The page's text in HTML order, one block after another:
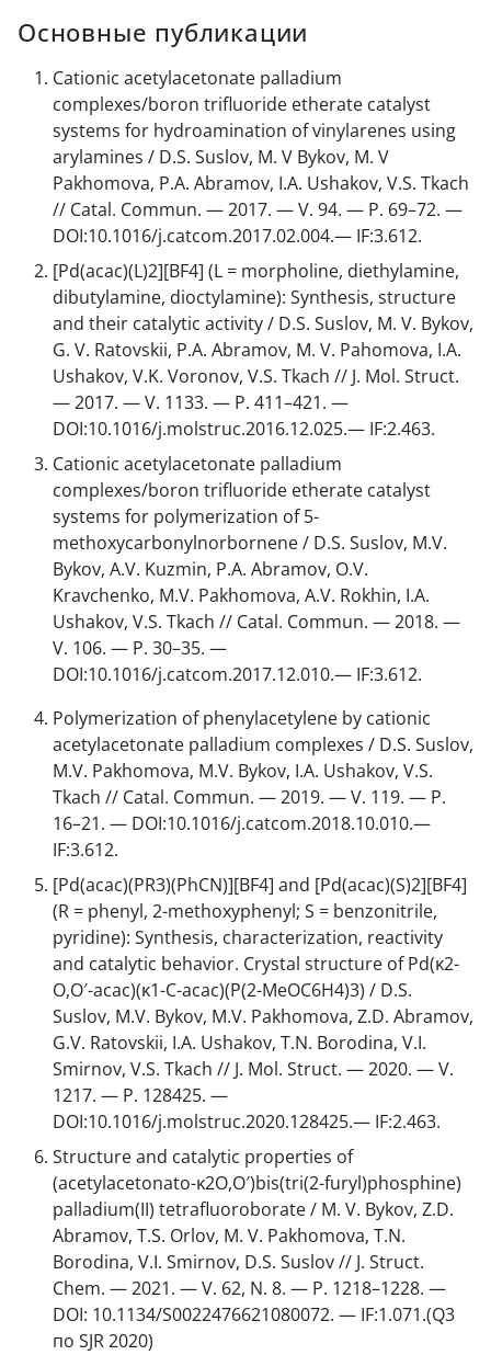
Основные публикации
Cationic acetylacetonate palladium
complexes/boron trifluoride etherate catalyst
systems for hydroamination of vinylarenes using
arylamines / D.S. Suslov, M. V Bykov, M. V
Pakhomova, P.A. Abramov, I.A. Ushakov, V.S. Tkach
// Catal. Commun. — 2017. — V. 94. — P. 69–72. —
DOI:10.1016/j.catcom.2017.02.004.— IF:3.612.
[Pd(acac)(L)2][BF4] (L = morpholine, diethylamine,
dibutylamine, dioctylamine): Synthesis, structure
and their catalytic activity / D.S. Suslov, M. V. Bykov,
G. V. Ratovskii, P.A. Abramov, M. V. Pahomova, I.A.
Ushakov, V.K. Voronov, V.S. Tkach // J. Mol. Struct.
— 2017. — V. 1133. — P. 411–421. —
DOI:10.1016/j.molstruc.2016.12.025.— IF:2.463.
Cationic acetylacetonate palladium
complexes/boron trifluoride etherate catalyst
systems for polymerization of 5-
methoxycarbonylnorbornene / D.S. Suslov, M.V.
Bykov, A.V. Kuzmin, P.A. Abramov, O.V.
Kravchenko, M.V. Pakhomova, A.V. Rokhin, I.A.
Ushakov, V.S. Tkach // Catal. Commun. — 2018. —
V. 106. — P. 30–35. —
DOI:10.1016/j.catcom.2017.12.010.— IF:3.612.
Polymerization of phenylacetylene by cationic
acetylacetonate palladium complexes / D.S. Suslov,
M.V. Pakhomova, M.V. Bykov, I.A. Ushakov, V.S.
Tkach // Catal. Commun. — 2019. — V. 119. — P.
16–21. — DOI:10.1016/j.catcom.2018.10.010.—
IF:3.612.
[Pd(acac)(PR3)(PhCN)][BF4] and [Pd(acac)(S)2][BF4]
(R = phenyl, 2-methoxyphenyl; S = benzonitrile,
pyridine): Synthesis, characterization, reactivity
and catalytic behavior. Crystal structure of Pd(κ2-
O,O′-acac)(κ1-C-acac)(P(2-MeOC6H4)3) / D.S.
Suslov, M.V. Bykov, M.V. Pakhomova, Z.D. Abramov,
G.V. Ratovskii, I.A. Ushakov, T.N. Borodina, V.I.
Smirnov, V.S. Tkach // J. Mol. Struct. — 2020. — V.
1217. — P. 128425. —
DOI:10.1016/j.molstruc.2020.128425.— IF:2.463.
Structure and catalytic properties of
(acetylacetonato-κ2O,O′)bis(tri(2-furyl)phosphine)
palladium(II) tetrafluoroborate / M. V. Bykov, Z.D.
Abramov, T.S. Orlov, M. V. Pakhomova, T.N.
Borodina, V.I. Smirnov, D.S. Suslov // J. Struct.
Chem. — 2021. — V. 62, N. 8. — P. 1218–1228. —
DOI: 10.1134/S0022476621080072. — IF:1.071.(Q3
по SJR 2020)